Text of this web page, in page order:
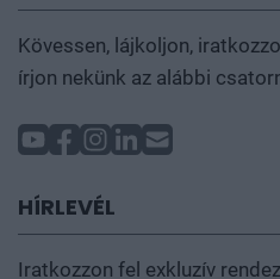
Kövessen, lájkoljon,
írjon nekünk az alábbi
HÍRLEVÉL
Iratkozzon fel exkluzív